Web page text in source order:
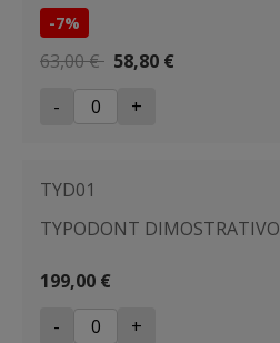
-7%
63,00 € 58,80 €
-
+
TYD01
TYPODONT DIMOSTRATIVO
199,00 €
-
+